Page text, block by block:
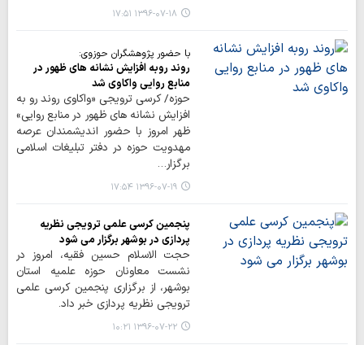
۱۳۹۶-۰۷-۱۸ ۱۷:۵۱
با حضور پژوهشگران حوزوی:
روند روبه افزایش نشانه های ظهور در
منابع روایی واکاوی شد
حوزه/ کرسی ترویجی «واکاوی روند رو به
افزایش نشانه های ظهور در منابع روایی»
ظهر امروز با حضور اندیشمندان عرصه
مهدویت حوزه در دفتر تبلیغات اسلامی
برگزار…
۱۳۹۶-۰۷-۱۹ ۱۷:۵۴
پنجمین کرسی علمی ترویجی نظریه
پردازی در بوشهر برگزار می شود
حجت الاسلام حسین فقیه، امروز در
نشست معاونان حوزه علمیه استان
بوشهر، از برگزاری پنجمین کرسی علمی
ترویجی نظریه پردازی خبر داد.
۱۳۹۶-۰۷-۲۲ ۱۰:۲۱